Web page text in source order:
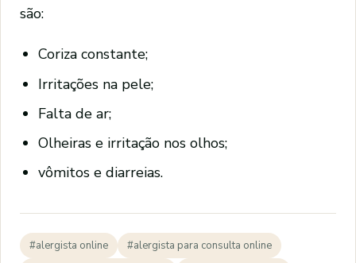
são:
Coriza constante;
Irritações na pele;
Falta de ar;
Olheiras e irritação nos olhos;
vômitos e diarreias.
#alergista online
#alergista para consulta online